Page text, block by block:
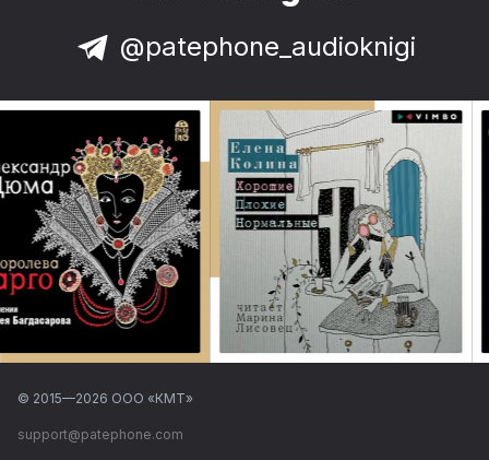
@patephone_audioknigi
© 2015—2026 ООО «КМТ»
support@patephone.com